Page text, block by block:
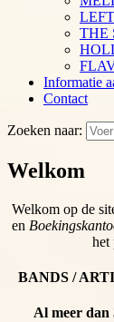
THE
Informatie
Contact
Zoeken naar:
Welkom
Welkom op de
en
het
BANDS /
Al meer dan